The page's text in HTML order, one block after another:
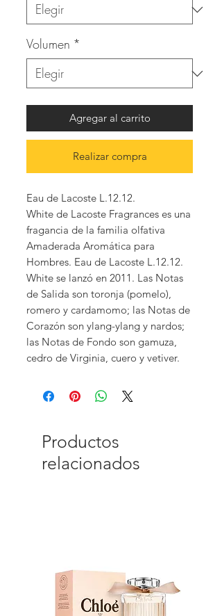
Volumen *
Agregar al carrito
Realizar compra
Eau de Lacoste L.12.12.
White de Lacoste Fragrances es una
fragancia de la familia olfativa
Amaderada Aromática para
Hombres. Eau de Lacoste L.12.12.
White se lanzó en 2011. Las Notas
de Salida son toronja (pomelo),
romero y cardamomo; las Notas de
Corazón son ylang-ylang y nardos;
las Notas de Fondo son gamuza,
cedro de Virginia, cuero y vetiver.
Productos
relacionados